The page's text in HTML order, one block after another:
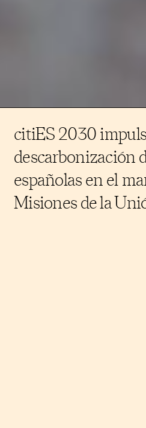
citiES 2030
descarbonización
españolas en el
Misiones de la